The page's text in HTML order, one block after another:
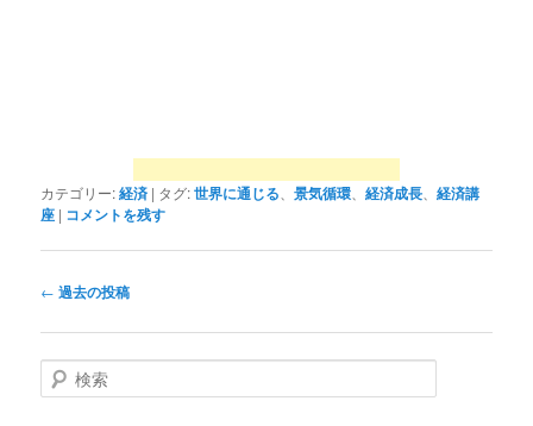
カテゴリー:経済 | タグ:世界に通じる 、景気循環 、経済成長 、経済講
座 | コメントを残す
投
ナ
ビ
ゲ
← 過去の投稿
検
索